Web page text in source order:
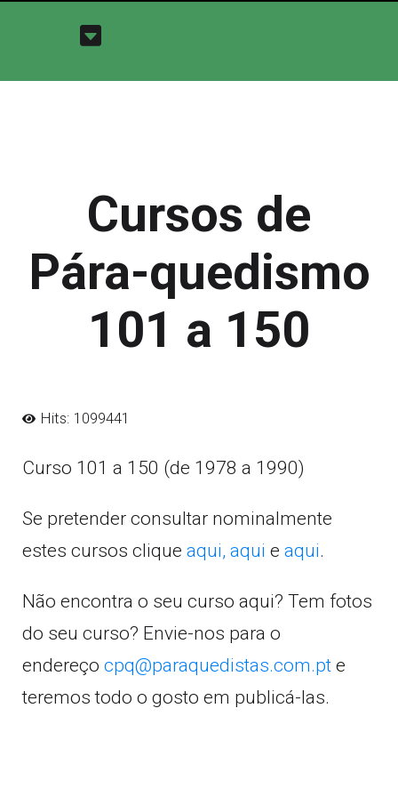
Cursos de
Pára-quedismo
101 a 150
Hits: 1099441
Curso 101 a 150 (de 1978 a 1990)
Se pretender consultar nominalmente
estes cursos clique aqui, aqui e aqui.
Não encontra o seu curso aqui? Tem fotos
do seu curso? Envie-nos para o
endereço cpq@paraquedistas.com.pt e
teremos todo o gosto em publicá-las.